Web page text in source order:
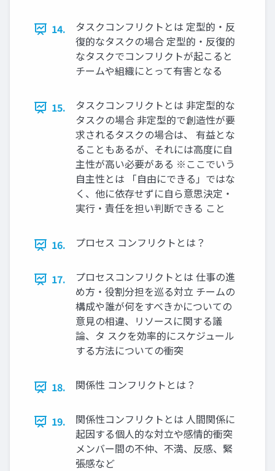
14.
タスクコンフリクトとは 定型的・反
復的なタスクの場合 定型的・反復的
なタスクでコンフリクトが起こると
チームや組織にとって有害となる
15.
タスクコンフリクトとは 非定型的な
タスクの場合 非定型的で創造性が要
求されるタスクの場合は、 有益とな
ることもあるが、それには高度に自
主性が高い必要がある ※ここでいう
自主性とは 「自由にできる」ではな
く、他に依存せずに自ら意思決定・
実行・責任を担い判断できる こと
16. プロセス コンフリクトとは？
17.
プロセスコンフリクトとは 仕事の進
め方・役割分担を巡る対立 チームの
構成や誰が何をすべきかについての
意見の相違、リソースに関する議
論、タ スクを効率的にスケジュール
する方法についての衝突
18. 関係性 コンフリクトとは？
19.
関係性コンフリクトとは 人間関係に
起因する個人的な対立や感情的衝突
メンバー間の不仲、不満、反感、緊
張感など